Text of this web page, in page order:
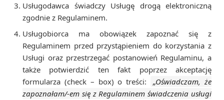
Usługodawca świadczy Usługę drogą elektroniczną
zgodnie z Regulaminem.
Usługobiorca ma obowiązek zapoznać się z
Regulaminem przed przystąpieniem do korzystania z
Usługi oraz przestrzegać postanowień Regulaminu, a
także potwierdzić ten fakt poprzez akceptację
formularza (check – box) o treści:
„Oświadczam, że
zapoznałam/-em się z Regulaminem świadczenia usługi